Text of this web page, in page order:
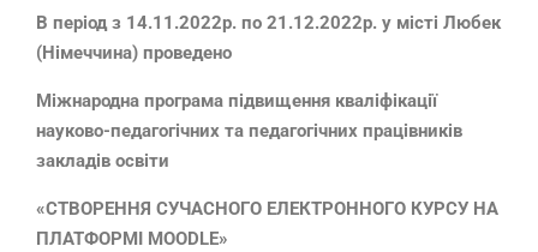
В період з 14.11.2022р. по 21.12.2022р. у місті Любек
(Німеччина) проведено
Міжнародна програма підвищення кваліфікації
науково-педагогічних та педагогічних працівників
закладів освіти
«СТВОРЕННЯ СУЧАСНОГО ЕЛЕКТРОННОГО КУРСУ НА
ПЛАТФОРМІ MOODLE»